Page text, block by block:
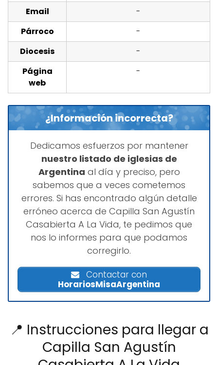
Email
-
Párroco
-
Diocesis
-
Página
web
-
¿Información incorrecta?
Dedicamos esfuerzos por mantener
nuestro listado de iglesias de
Argentina al día y preciso, pero
sabemos que a veces cometemos
errores. Si has encontrado algún detalle
erróneo acerca de Capilla San Agustín
Casabierta A La Vida, te pedimos que
nos lo informes para que podamos
corregirlo.
Contactar con
HorariosMisaArgentina
📍 Instrucciones para llegar a
Capilla San Agustín